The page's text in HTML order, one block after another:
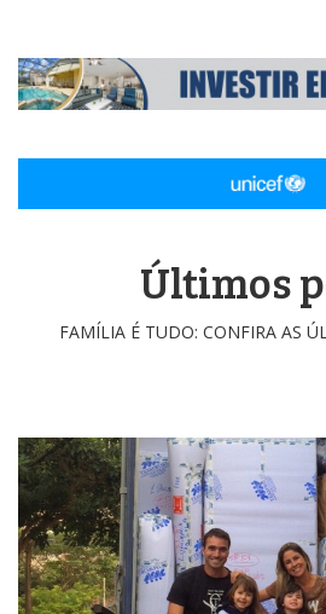
Últimos
FAMÍLIA É TUDO: CONFIRA AS